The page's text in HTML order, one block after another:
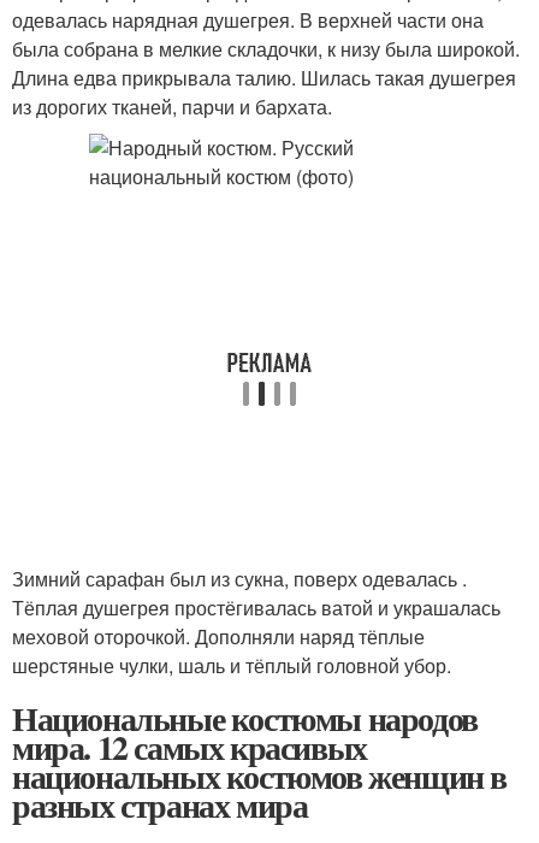
одевалась нарядная душегрея. В верхней части она
была собрана в мелкие складочки, к низу была широкой.
Длина едва прикрывала талию. Шилась такая душегрея
из дорогих тканей, парчи и бархата.
Зимний сарафан был из сукна, поверх одевалась .
Тёплая душегрея простёгивалась ватой и украшалась
меховой оторочкой. Дополняли наряд тёплые
шерстяные чулки, шаль и тёплый головной убор.
Национальные костюмы народов
мира. 12 самых красивых
национальных костюмов женщин в
разных странах мира